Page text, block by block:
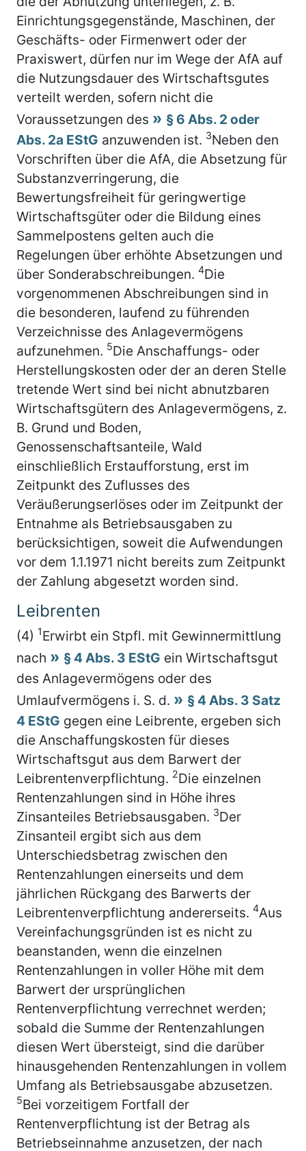
Einrichtungsgegenstände, Maschinen, der
Geschäfts- oder Firmenwert oder der
Praxiswert, dürfen nur im Wege der AfA auf
die Nutzungsdauer des Wirtschaftsgutes
verteilt werden, sofern nicht die
Voraussetzungen des
§ 6 Abs. 2 oder
Abs. 2a EStG anzuwenden ist. 3Neben den
Vorschriften über die AfA, die Absetzung für
Substanzverringerung, die
Bewertungsfreiheit für geringwertige
Wirtschaftsgüter oder die Bildung eines
Sammelpostens gelten auch die
Regelungen über erhöhte Absetzungen und
über Sonderabschreibungen. 4Die
vorgenommenen Abschreibungen sind in
die besonderen, laufend zu führenden
Verzeichnisse des Anlagevermögens
aufzunehmen. 5Die Anschaffungs- oder
Herstellungskosten oder der an deren Stelle
tretende Wert sind bei nicht abnutzbaren
Wirtschaftsgütern des Anlagevermögens, z.
B. Grund und Boden,
Genossenschaftsanteile, Wald
einschließlich Erstaufforstung, erst im
Zeitpunkt des Zuflusses des
Veräußerungserlöses oder im Zeitpunkt der
Entnahme als Betriebsausgaben zu
berücksichtigen, soweit die Aufwendungen
vor dem 1.1.1971 nicht bereits zum Zeitpunkt
der Zahlung abgesetzt worden sind.
Leibrenten
(4) 1Erwirbt ein Stpfl. mit Gewinnermittlung
nach
§ 4 Abs. 3 EStG ein Wirtschaftsgut
des Anlagevermögens oder des
Umlaufvermögens i. S. d.
§ 4 Abs. 3 Satz
4 EStG gegen eine Leibrente, ergeben sich
die Anschaffungskosten für dieses
Wirtschaftsgut aus dem Barwert der
Leibrentenverpflichtung. 2Die einzelnen
Rentenzahlungen sind in Höhe ihres
Zinsanteiles Betriebsausgaben. 3Der
Zinsanteil ergibt sich aus dem
Unterschiedsbetrag zwischen den
Rentenzahlungen einerseits und dem
jährlichen Rückgang des Barwerts der
Leibrentenverpflichtung andererseits. 4Aus
Vereinfachungsgründen ist es nicht zu
beanstanden, wenn die einzelnen
Rentenzahlungen in voller Höhe mit dem
Barwert der ursprünglichen
Rentenverpflichtung verrechnet werden;
sobald die Summe der Rentenzahlungen
diesen Wert übersteigt, sind die darüber
hinausgehenden Rentenzahlungen in vollem
Umfang als Betriebsausgabe abzusetzen.
5Bei vorzeitigem Fortfall der
Rentenverpflichtung ist der Betrag als
Betriebseinnahme anzusetzen, der nach